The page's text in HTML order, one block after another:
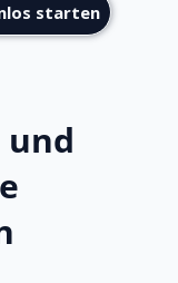
starten